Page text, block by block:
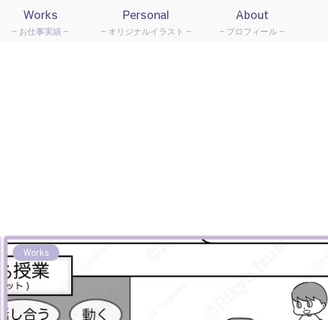
Works
お仕事実績
Personal
オリジナルイラスト
About
プロフィール
Works